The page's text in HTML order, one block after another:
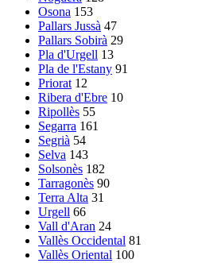
Osona 153
Pallars Jussà 47
Pallars Sobirà 29
Pla d'Urgell 13
Pla de l'Estany 91
Priorat 12
Ribera d'Ebre 10
Ripollès 55
Segarra 161
Segrià 54
Selva 143
Solsonès 182
Tarragonès 90
Terra Alta 31
Urgell 66
Vall d'Aran 24
Vallès Occidental 81
Vallès Oriental 100